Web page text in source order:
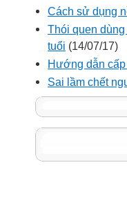
Cách sử dụng
Thói quen
tuổi (14/07/17)
Hướng dẫn
Sai lầm chết